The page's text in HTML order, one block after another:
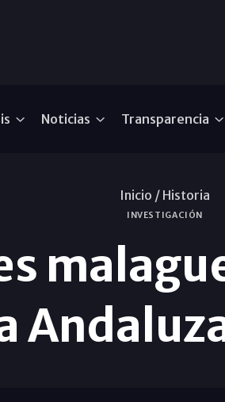
Noticias Transparencia
Inicio / Historia
INVESTIGACIÓN